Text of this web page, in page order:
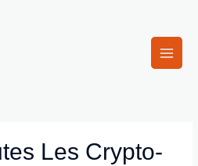
Main
Les Crypto-